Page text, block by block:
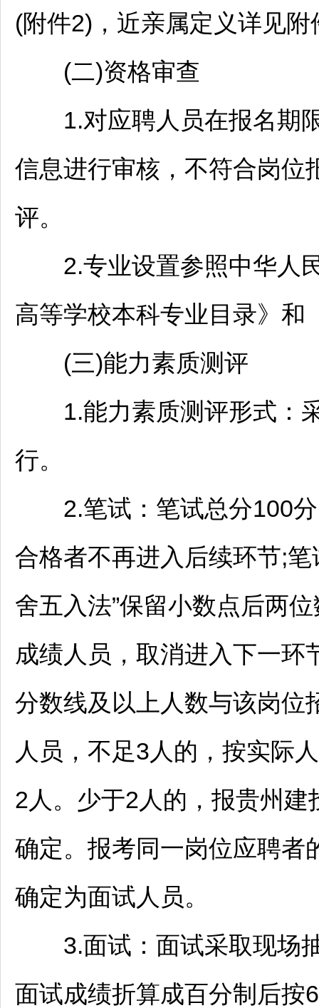
(附件2)，近亲属定义详见附
(二)资格审查
1.对应聘人员在报名期限
信息进行审核，不符合岗位
评。
2.专业设置参照中华人民
高等学校本科专业目录》和
(三)能力素质测评
1.能力素质测评形式：采
行。
2.笔试：笔试总分100分
合格者不再进入后续环节;
舍五入法”保留小数点后两
成绩人员，取消进入下一环
分数线及以上人数与该岗位
人员，不足3人的，按实际
2人。少于2人的，报贵州建
确定。报考同一岗位应聘者
确定为面试人员。
3.面试：面试采取现场抽
面试成绩折算成百分制后按